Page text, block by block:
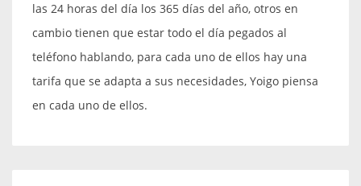
las 24 horas del día los 365 días del año, otros en
cambio tienen que estar todo el día pegados al
teléfono hablando, para cada uno de ellos hay una
tarifa que se adapta a sus necesidades, Yoigo piensa
en cada uno de ellos.